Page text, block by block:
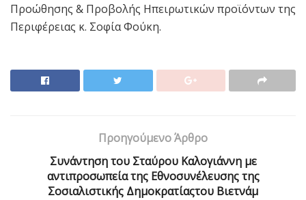
Προώθησης & Προβολής Ηπειρωτικών προϊόντων της
Περιφέρειας κ. Σοφία Φούκη.
Προηγούμενο Άρθρο
Συνάντηση του Σταύρου Καλογιάννη με
αντιπροσωπεία της Εθνοσυνέλευσης της
Σοσιαλιστικής Δημοκρατίαςτου Βιετνάμ